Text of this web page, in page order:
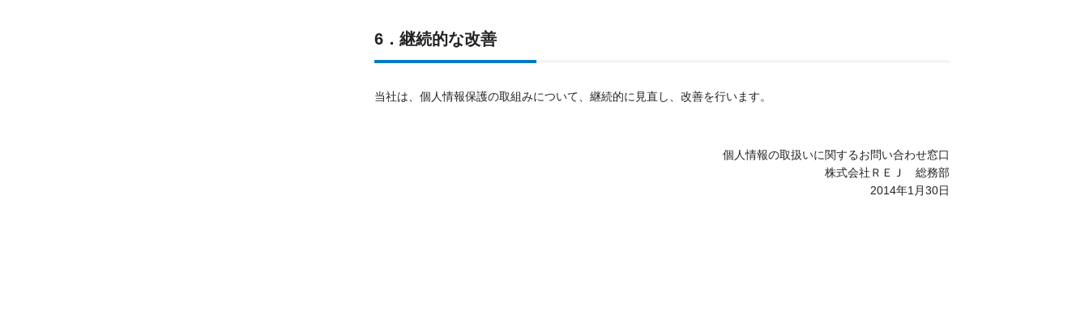
6．継続的な改善
当社は、個人情報保護の取組みについて、継続的に見直し、改善を行います。
個人情報の取扱いに関するお問い合わせ窓口
株式会社ＲＥＪ 総務部
2014年1月30日